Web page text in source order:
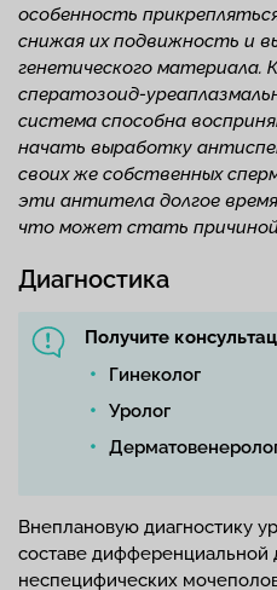
особенность
снижая их подвижность и
генетического материала.
сператозоид-
система способна
начать выработку
своих же собственных
эти антитела долгое
что может стать причиной
Диагностика
Получите
Гинеколог
Уролог
Внеплановую диагностику
составе дифференциальной
неспецифических